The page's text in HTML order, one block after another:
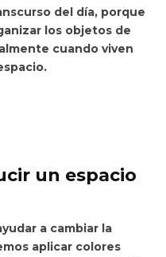
del día, porque
los objetos de
cuando viven
un espacio
a cambiar la
aplicar colores